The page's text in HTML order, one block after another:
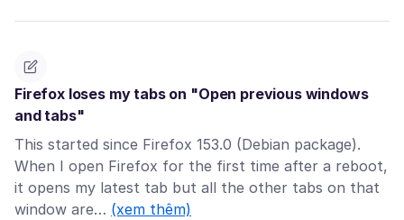
Firefox loses my tabs on "Open previous windows
and tabs"
This started since Firefox 153.0 (Debian package).
When I open Firefox for the first time after a reboot,
it opens my latest tab but all the other tabs on that
window are… (xem thêm)